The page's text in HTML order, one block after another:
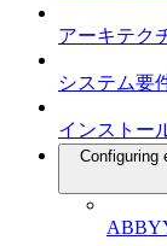
アーキテク
システム要
インストー
Configuring